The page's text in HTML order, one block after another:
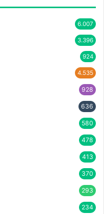
6.007
3.396
924
4.535
928
636
580
478
413
370
293
234